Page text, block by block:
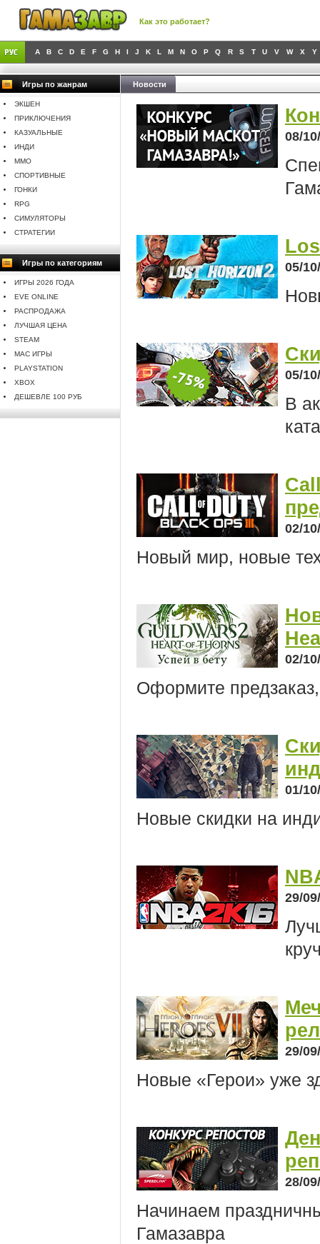
Как это работает?
A B C D E F G H I J K L M N O P Q R S T U V W X Y
Игры по жанрам
ЭКШЕН
ПРИКЛЮЧЕНИЯ
КАЗУАЛЬНЫЕ
ИНДИ
MMO
СПОРТИВНЫЕ
ГОНКИ
RPG
СИМУЛЯТОРЫ
СТРАТЕГИИ
Игры по категориям
ИГРЫ 2026 ГОДА
EVE ONLINE
РАСПРОДАЖА
ЛУЧШАЯ ЦЕНА
STEAM
MAC ИГРЫ
PLAYSTATION
XBOX
ДЕШЕВЛЕ 100 РУБ
Новости
08/
05/
05/
В
02/
Новый мир, новые
02/
Оформите
01/
Новые скидки на
29/
29/
Новые «Герои» уже
28/
Начинаем
Гамазавра